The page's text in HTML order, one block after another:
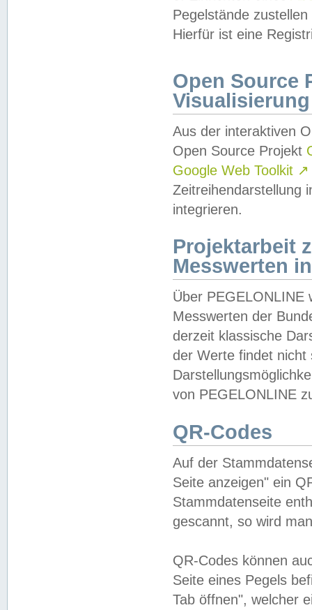
Pegelstände
Hierfür ist eine
Open Source
Visualisierung
Aus der interaktiven
Open Source Projekt
Google Web Toolkit ↗
Zeitreihendarstellung
integrieren.
Projektarbeit
Messwerten
Über PEGELONLINE
Messwerten der
derzeit klassische
der Werte findet
von PEGELONLINE
QR-Codes
Auf der
Seite anzeigen" ein
Stammdatenseite
gescannt, so wird
QR-Codes können
Seite eines Pegels
Tab öffnen", welcher